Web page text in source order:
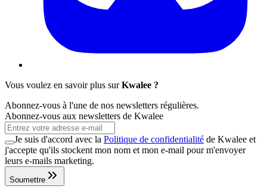
Vous voulez en savoir plus surKwalee ?
Abonnez-vous à l'une de nos newsletters régulières.
Abonnez-vous aux newsletters de Kwalee
Je suis d'accord avec la Politique de confidentialité de Kwalee et
j'accepte qu'ils stockent mon nom et mon e-mail pour m'envoyer
leurs e-mails marketing.
Soumettre